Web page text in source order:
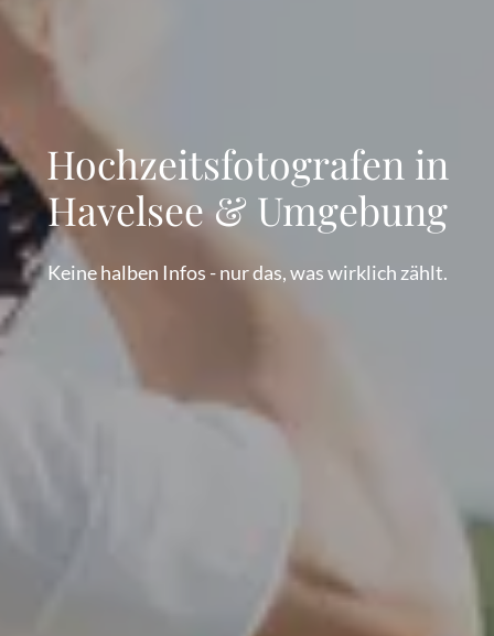
Hochzeitsfotografen in
Havelsee & Umgebung
Keine halben Infos - nur das, was wirklich zählt.